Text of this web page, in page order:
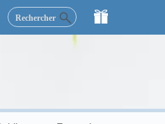
Rechercher ×